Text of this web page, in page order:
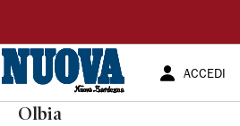
ACCEDI
Olbia